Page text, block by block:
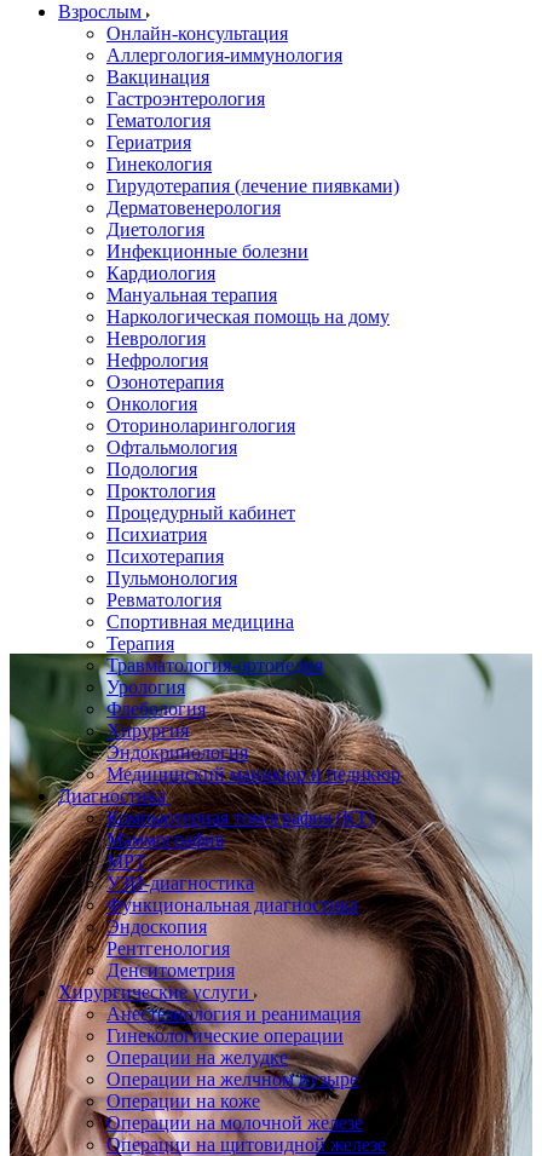
Взрослым
Онлайн-консультация
Аллергология-иммунология
Вакцинация
Гастроэнтерология
Гематология
Гериатрия
Гинекология
Гирудотерапия (лечение пиявками)
Дерматовенерология
Диетология
Инфекционные болезни
Кардиология
Мануальная терапия
Наркологическая помощь на дому
Неврология
Нефрология
Озонотерапия
Онкология
Оториноларингология
Офтальмология
Подология
Проктология
Процедурный кабинет
Психиатрия
Психотерапия
Пульмонология
Ревматология
Спортивная медицина
Терапия
Травматология-ортопедия
Урология
Флебология
Хирургия
Эндокринология
Медицинский маникюр и педикюр
Диагностика
Компьютерная томография (КТ)
Маммография
МРТ
УЗИ-диагностика
Функциональная диагностика
Эндоскопия
Рентгенология
Денситометрия
Хирургические услуги
Анестезиология и реанимация
Гинекологические операции
Операции на желудке
Операции на желчном пузыре
Операции на коже
Операции на молочной железе
Операции на щитовидной железе